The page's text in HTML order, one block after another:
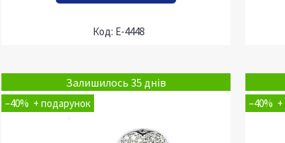
Е-4448
Залишилось 35 днів
–40% –40%